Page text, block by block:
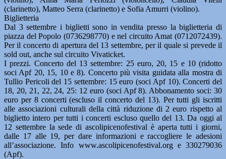
(clarinetto), Matteo Serra (clarinetto) e Sofia Amurri (violino).
Biglietteria
Dal 3 settembre i biglietti sono in vendita presso la biglietteria di
piazza del Popolo (0736298770) e nel circuito Amat (0712072439).
Per il concerto di apertura del 13 settembre, per il quale si prevede il
sold out, anche sul circuito Vivaticket.
I prezzi. Concerto del 13 settembre: 25 euro, 20, 15 e 10 (ridotto
soci Apf 20, 15, 10 e 8). Concerto più visita guidata alla mostra di
Tullio Pericoli del 15 settembre: 15 euro (soci Apf 10). Concerti del
18, 20, 21, 22, 24, 25: 12 euro (soci Apf 8). Abbonamento soci: 30
euro per 8 concerti (escluso il concerto del 13). Per tutti gli iscritti
alle associazioni culturali della città riduzione di 2 euro rispetto al
biglietto intero per tutti i concerti escluso quello del 13. Da oggi al
12 settembre la sede di ascolipicenofestival è aperta tutti i giorni,
dalle 17 alle 19, per dare informazioni e raccogliere le adesioni
all’associazione. Info www.ascolipicenofestival.org e 330279036
(Apf).